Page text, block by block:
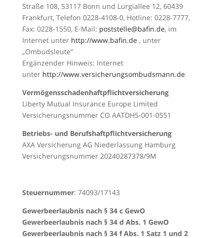
Straße 108, 53117 Bonn und Lurgiallee 12, 60439
Frankfurt, Telefon 0228-4108-0, Hotline: 0228-7777,
Fax: 0228-1550, E-Mail: poststelle@bafin.de, im
Internet unter http://www.bafin.de , unter
„Ombudsleute“
Ergänzender Hinweis: Internet
unter http://www.versicherungsombudsmann.de
Vermögensschadenhaftpflichtversicherung
Liberty Mutual Insurance Europe Limited
Versicherungsnummer CO AATDH5-001-0551
Betriebs- und Berufshaftpflichtversicherung
AXA Versicherung AG Niederlassung Hamburg
Versicherungsnummer 20240287378/9M
Steuernummer: 74093/17143
Gewerbeerlaubnis nach § 34 c GewO
Gewerbeerlaubnis nach § 34 d Abs. 1 GewO
Gewerbeerlaubnis nach § 34 f Abs. 1 Satz 1 und 2